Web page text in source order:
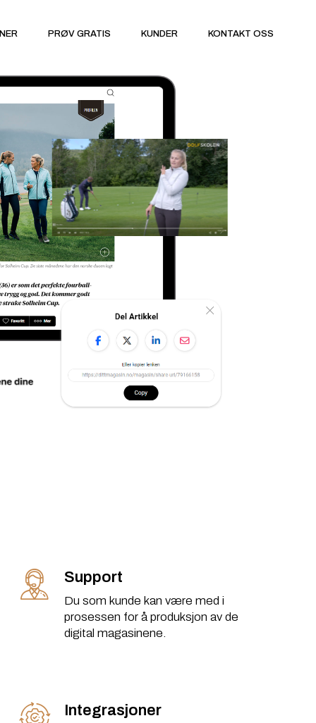
PRØV GRATIS KUNDER KONTAKT OSS
Support
Du som kunde kan være med i
prosessen for å produksjon av de
digital magasinene.
Integrasjoner